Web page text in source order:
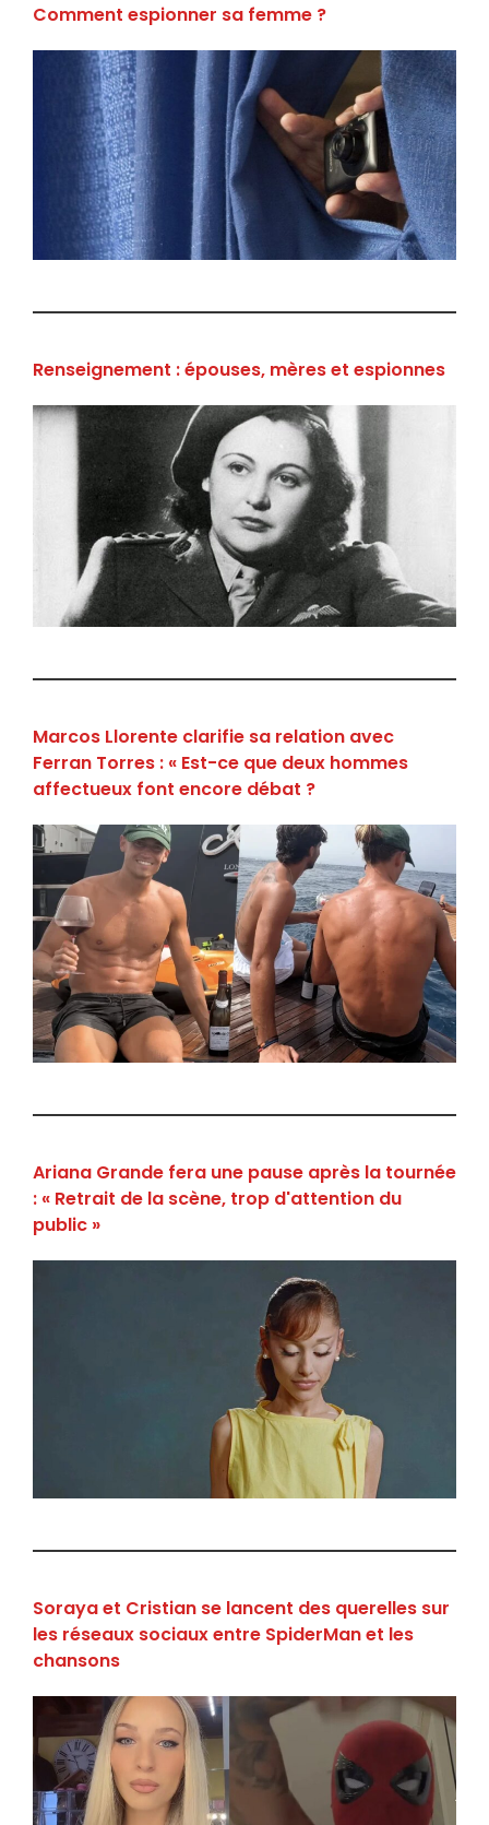
Comment espionner sa femme ?
Renseignement : épouses, mères et espionnes
Marcos Llorente clarifie sa relation avec
Ferran Torres : « Est-ce que deux hommes
affectueux font encore débat ?
Ariana Grande fera une pause après la tournée
: « Retrait de la scène, trop d'attention du
public »
Soraya et Cristian se lancent des querelles sur
les réseaux sociaux entre SpiderMan et les
chansons